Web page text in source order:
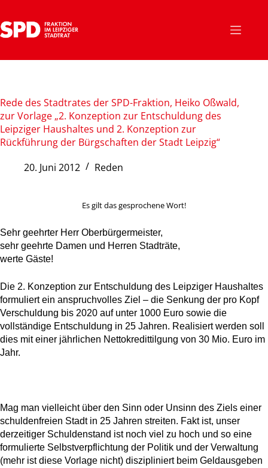
Inhalt
springen
Rede des Stadtrates der SPD-Fraktion, Heiko Oßwald,
zur Vorlage „2. Konzeption zur Entschuldung des
Leipziger Haushaltes und 2. Konzeption zur
Rückführung der Bürgschaften der Stadt Leipzig“
20. Juni 2012
Reden
Es gilt das gesprochene Wort!
Sehr geehrter Herr Oberbürgermeister,
sehr geehrte Damen und Herren Stadträte,
werte Gäste!
Die 2. Konzeption zur Entschuldung des Leipziger Haushaltes
formuliert ein anspruchvolles Ziel – die Senkung der pro Kopf
Verschuldung bis 2020 auf unter 1000 Euro sowie die
vollständige Entschuldung in 25 Jahren. Realisiert werden soll
dies mit einer jährlichen Nettokredittilgung von 30 Mio. Euro im
Jahr.
Mag man vielleicht über den Sinn oder Unsinn des Ziels einer
schuldenfreien Stadt in 25 Jahren streiten. Fakt ist, unser
derzeitiger Schuldenstand ist noch viel zu hoch und so eine
formulierte Selbstverpflichtung der Politik und der Verwaltung
(mehr ist diese Vorlage nicht) diszipliniert beim Geldausgeben